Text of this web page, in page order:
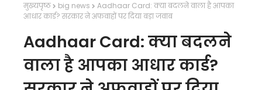
मुख्यपृष्ठ big news
Aadhaar Card: क्या बदलने वाला है आपका
आधार कार्ड? सरकार ने अफवाहों पर दिया बड़ा जवाब
Aadhaar Card: क्या बदलने
वाला है आपका आधार कार्ड?